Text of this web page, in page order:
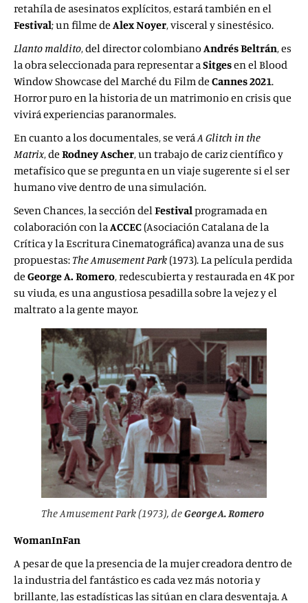
retahíla de asesinatos explícitos, estará también en el
Festival; un filme de Alex Noyer, visceral y sinestésico.
Llanto maldito, del director colombiano Andrés Beltrán, es
la obra seleccionada para representar a Sitgesen el Blood
Window Showcase del Marché du Film de Cannes 2021.
Horror puro en la historia de un matrimonio en crisis que
vivirá experiencias paranormales.
En cuanto a los documentales, se verá A Glitch in the
Matrix, de Rodney Ascher, un trabajo de cariz científico y
metafísico que se pregunta en un viaje sugerente si el ser
humano vive dentro de una simulación.
Seven Chances, la sección del Festival programada en
colaboración con la ACCEC (Asociación Catalana de la
Crítica y la Escritura Cinematográfica) avanza una de sus
propuestas: The Amusement Park (1973). La película perdida
de George A. Romero, redescubierta y restaurada en 4K por
su viuda, es una angustiosa pesadilla sobre la vejez y el
maltrato a la gente mayor.
The Amusement Park(1973), deGeorge A. Romero
WomanInFan
A pesar de que la presencia de la mujer creadora dentro de
la industria del fantástico es cada vez más notoria y
brillante, las estadísticas las sitúan en clara desventaja. A